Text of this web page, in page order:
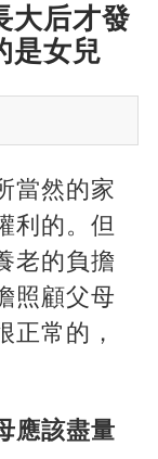
大后才發
是女兒
當然的家
利的。但
老的負擔
照顧父母
正常的，
應該盡量